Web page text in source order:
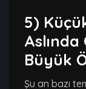
5)
Büyük
Şu an bazı